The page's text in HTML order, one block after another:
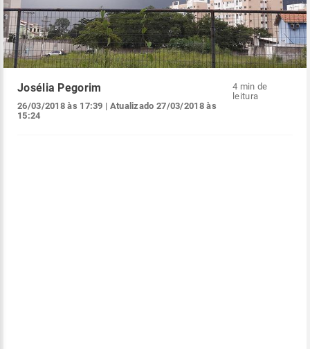
Josélia Pegorim
26/03/2018 às 17:39 | Atualizado 27/03/2018 às
15:24
4 min de
leitura